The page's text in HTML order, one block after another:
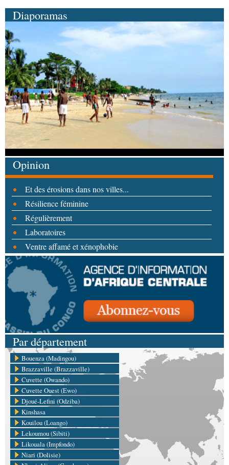
Diaporamas
Opinion
Et des érosions dans nos villes...
Résilience féminine
Régulièrement
Laboratoires
Ventre affamé et xénophobie
Par département
Bouenza (Madingou)
Brazzaville (Brazzaville)
Cuvette (Owando)
Cuvette Ouest (Ewo)
Djoué-Lefini (Odziba)
Kinshasa
Kouilou (Loango)
Lekoumou (Sibiti)
Likouala (Impfondo)
Niari (Dolisie)